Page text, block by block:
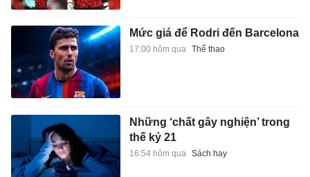
Mức giá để Rodri đến Barcelona
17:00 hôm qua Thể thao
Những ‘chất gây nghiện’ trong
thế kỷ 21
16:54 hôm qua Sách hay